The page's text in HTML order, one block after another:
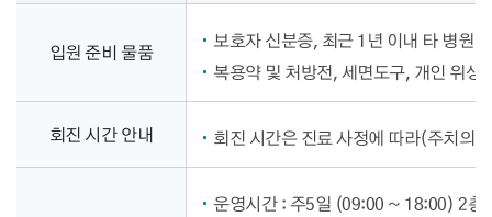
입원 준비 물품
보호자 신분증, 최근 1년 이내 타 병원
복용약 및 처방전, 세면도구, 개인 위
회진 시간 안내 회진 시간은 진료 사정에 따라(주치의
운영시간 : 주5일 (09:00 ~ 18:00) 2층